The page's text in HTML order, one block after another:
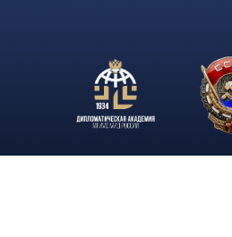
школьников «Университетские
Дипломатической академии МИД
Школьная Модель ООН